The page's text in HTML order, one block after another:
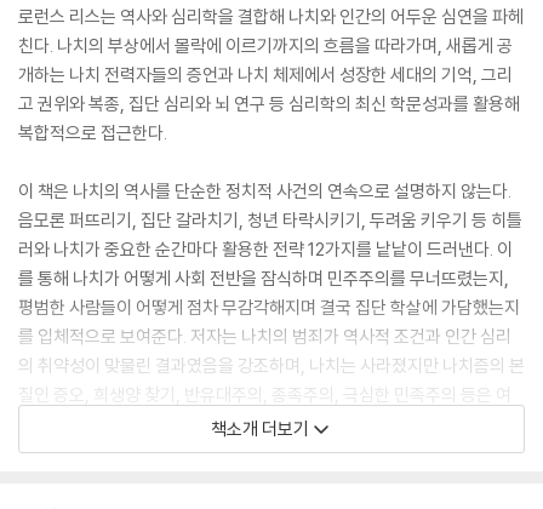
로런스 리스는 역사와 심리학을 결합해 나치와 인간의 어두운 심연을 파헤
친다. 나치의 부상에서 몰락에 이르기까지의 흐름을 따라가며, 새롭게 공
개하는 나치 전력자들의 증언과 나치 체제에서 성장한 세대의 기억, 그리
고 권위와 복종, 집단 심리와 뇌 연구 등 심리학의 최신 학문성과를 활용해
복합적으로 접근한다.
이 책은 나치의 역사를 단순한 정치적 사건의 연속으로 설명하지 않는다.
음모론 퍼뜨리기, 집단 갈라치기, 청년 타락시키기, 두려움 키우기 등 히틀
러와 나치가 중요한 순간마다 활용한 전략 12가지를 낱낱이 드러낸다. 이
를 통해 나치가 어떻게 사회 전반을 잠식하며 민주주의를 무너뜨렸는지,
평범한 사람들이 어떻게 점차 무감각해지며 결국 집단 학살에 가담했는지
를 입체적으로 보여준다. 저자는 나치의 범죄가 역사적 조건과 인간 심리
의 취약성이 맞물린 결과였음을 강조하며, 나치는 사라졌지만 나치즘의 본
질인 증오, 희생양 찾기, 반유대주의, 종족주의, 극심한 민족주의 등은 여
전히 남아 있다고 역설한다. 더 의미심장한 것은 역사는 항상 같은 모습으
로 되풀이되지 않고, 우리에게도 비슷한 상황이 닥칠 수 있다는 경고다. 과
책소개 더보기